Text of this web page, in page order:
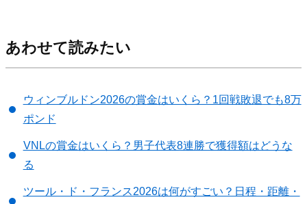
あわせて読みたい
ウィンブルドン2026の賞金はいくら？1回戦敗退でも8万
ポンド
VNLの賞金はいくら？男子代表8連勝で獲得額はどうな
る
ツール・ド・フランス2026は何がすごい？日程・距離・